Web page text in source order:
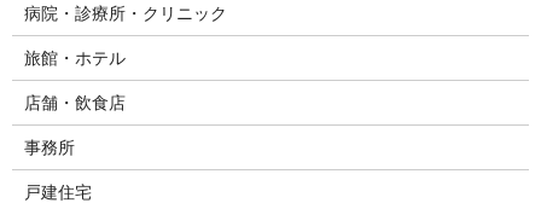
病院・診療所・クリニック
旅館・ホテル
店舗・飲食店
事務所
戸建住宅